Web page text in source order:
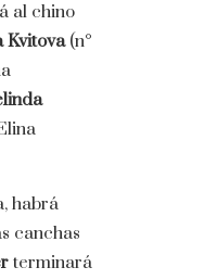
al chino
Kvitova(n°
habrá
canchas
terminará